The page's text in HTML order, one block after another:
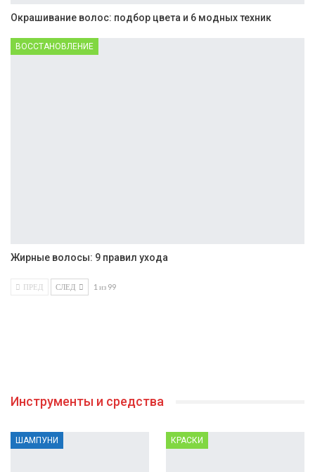
Окрашивание волос: подбор цвета и 6 модных техник
ВОССТАНОВЛЕНИЕ
Жирные волосы: 9 правил ухода
ПРЕД СЛЕД 1 из 99
Инструменты и средства
ШАМПУНИ КРАСКИ